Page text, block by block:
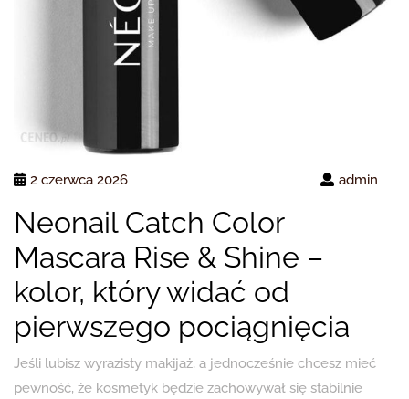
2 czerwca 2026 admin
Neonail Catch Color
Mascara Rise & Shine –
kolor, który widać od
pierwszego pociągnięcia
Jeśli lubisz wyrazisty makijaż, a jednocześnie chcesz mieć
pewność, że kosmetyk będzie zachowywał się stabilnie